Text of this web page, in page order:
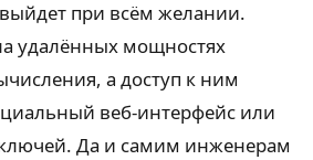
при всём желании.
удалённых мощностях
а доступ к ним
веб-интерфейс или
Да и самим инженерам